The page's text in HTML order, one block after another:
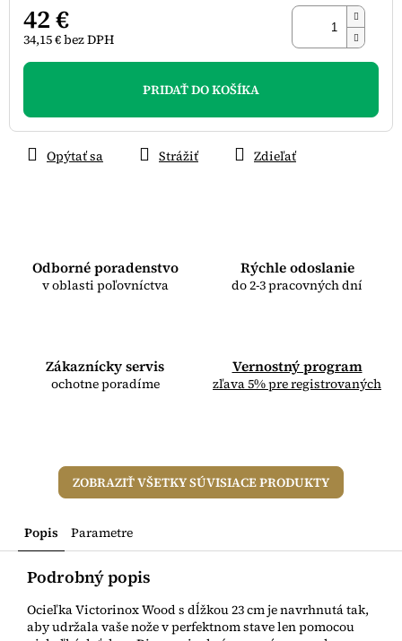
42 €
34,15 € bez DPH
Jednotková
PRIDAŤ DO KOŠÍKA
Odborné poradenstvo
v oblasti poľovníctva
Rýchle odoslanie
do 2-3 pracovných dní
Zákaznícky servis
ochotne poradíme
Vernostný program
zľava 5% pre registrovaných
Opýtať sa Strážiť Zdieľať
ZOBRAZIŤ VŠETKY SÚVISIACE PRODUKTY
Popis Parametre
Podrobný popis
Ocieľka Victorinox Wood s dĺžkou 23 cm je navrhnutá tak,
aby udržala vaše nože v perfektnom stave len pomocou